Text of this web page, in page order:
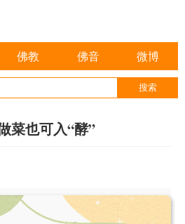
佛教 佛音 微博
菜也可入“酵”